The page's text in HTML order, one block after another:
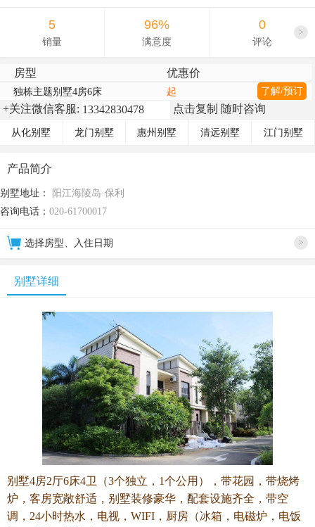
5
销量
96%
满意度
0
评论
>
房型 优惠价
独栋主题别墅4房6床 起 了解/预订
+关注微信客服: 点击复制 随时咨询
从化别墅 龙门别墅 惠州别墅 清远别墅 江门别墅
产品简介
别墅地址：
阳江海陵岛·保利
咨询电话： 020-61700017
选择房型、入住日期 >
别墅详细
别墅4房2厅6床4卫（3个独立，1个公用），带花园，带烧烤
炉，客房宽敞舒适，别墅装修豪华，配套设施齐全，带空
调，24小时热水，电视，WIFI，厨房（冰箱，电磁炉，电饭